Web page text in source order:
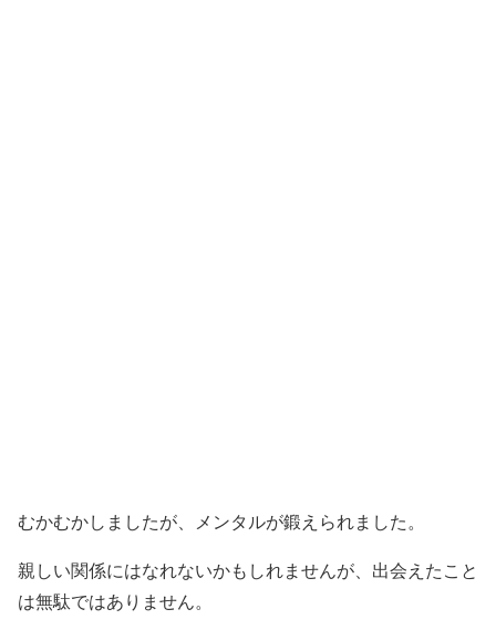
むかむかしましたが、メンタルが鍛えられました。
親しい関係にはなれないかもしれませんが、出会えたこと
は無駄ではありません。